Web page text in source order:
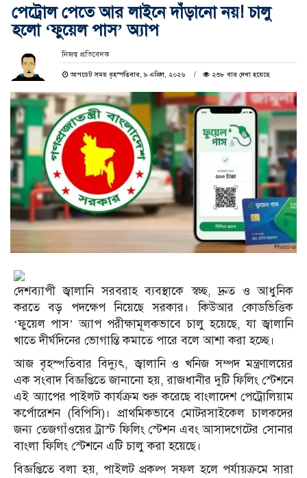
পেট্রোল পেতে আর লাইনে দাঁড়ানো নয়! চালু
হলো ‘ফুয়েল পাস’ অ্যাপ
নিজস্ব প্রতিবেদক
আপডেট সময় বৃহস্পতিবার, ৯ এপ্রিল, ২০২৬ ২৩৮ বার দেখা হয়েছে
দেশব্যাপী জ্বালানি সরবরাহ ব্যবস্থাকে স্বচ্ছ, দ্রুত ও আধুনিক
করতে বড় পদক্ষেপ নিয়েছে সরকার। কিউআর কোডভিত্তিক
‘ফুয়েল পাস’ অ্যাপ পরীক্ষামূলকভাবে চালু হয়েছে, যা জ্বালানি
খাতে দীর্ঘদিনের ভোগান্তি কমাতে পারে বলে আশা করা হচ্ছে।
আজ বৃহস্পতিবার বিদ্যুৎ, জ্বালানি ও খনিজ সম্পদ মন্ত্রণালয়ের
এক সংবাদ বিজ্ঞপ্তিতে জানানো হয়, রাজধানীর দুটি ফিলিং স্টেশনে
এই অ্যাপের পাইলট কার্যক্রম শুরু করেছে বাংলাদেশ পেট্রোলিয়াম
কর্পোরেশন (বিপিসি)। প্রাথমিকভাবে মোটরসাইকেল চালকদের
জন্য তেজগাঁওয়ের ট্রাস্ট ফিলিং স্টেশন এবং আসাদগেটের সোনার
বাংলা ফিলিং স্টেশনে এটি চালু করা হয়েছে।
বিজ্ঞপ্তিতে বলা হয়, পাইলট প্রকল্প সফল হলে পর্যায়ক্রমে সারা